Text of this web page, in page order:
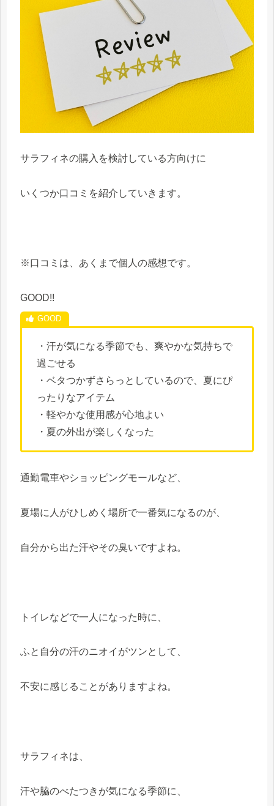
サラフィネの購入を検討している方向けに
いくつか口コミを紹介していきます。
※口コミは、あくまで個人の感想です。
GOOD!!
・汗が気になる季節でも、爽やかな気持ちで
過ごせる
・ベタつかずさらっとしているので、夏にぴ
ったりなアイテム
・軽やかな使用感が心地よい
・夏の外出が楽しくなった
通勤電車やショッピングモールなど、
夏場に人がひしめく場所で一番気になるのが、
自分から出た汗やその臭いですよね。
トイレなどで一人になった時に、
ふと自分の汗のニオイがツンとして、
不安に感じることがありますよね。
サラフィネは、
汗や脇のべたつきが気になる季節に、